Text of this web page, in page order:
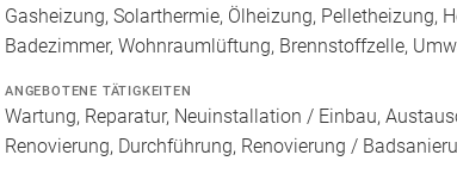
Gasheizung, Solarthermie, Ölheizung, Pelletheizung,
Badezimmer, Wohnraumlüftung, Brennstoffzelle,
ANGEBOTENE TÄTIGKEITEN
Wartung, Reparatur, Neuinstallation / Einbau,
Renovierung, Durchführung, Renovierung /